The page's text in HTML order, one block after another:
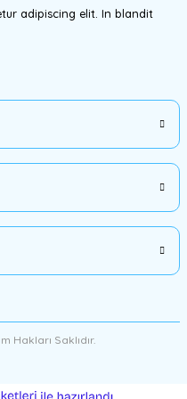
adipiscing elit. In blandit
Hakları Saklıdır.
e-